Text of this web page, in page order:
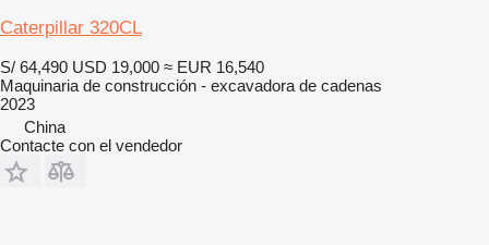
Caterpillar 320CL
S/ 64,490 USD 19,000 ≈ EUR 16,540
Maquinaria de construcción - excavadora de cadenas
2023
China
Contacte con el vendedor